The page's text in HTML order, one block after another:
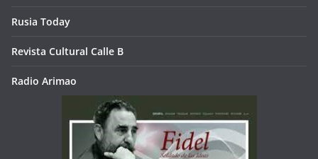
Rusia Today
Revista Cultural Calle B
Radio Arimao